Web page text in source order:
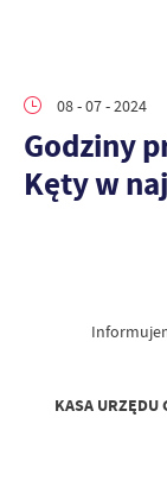
08 - 07 - 2024
Godziny
Kęty w
KASA URZĘDU